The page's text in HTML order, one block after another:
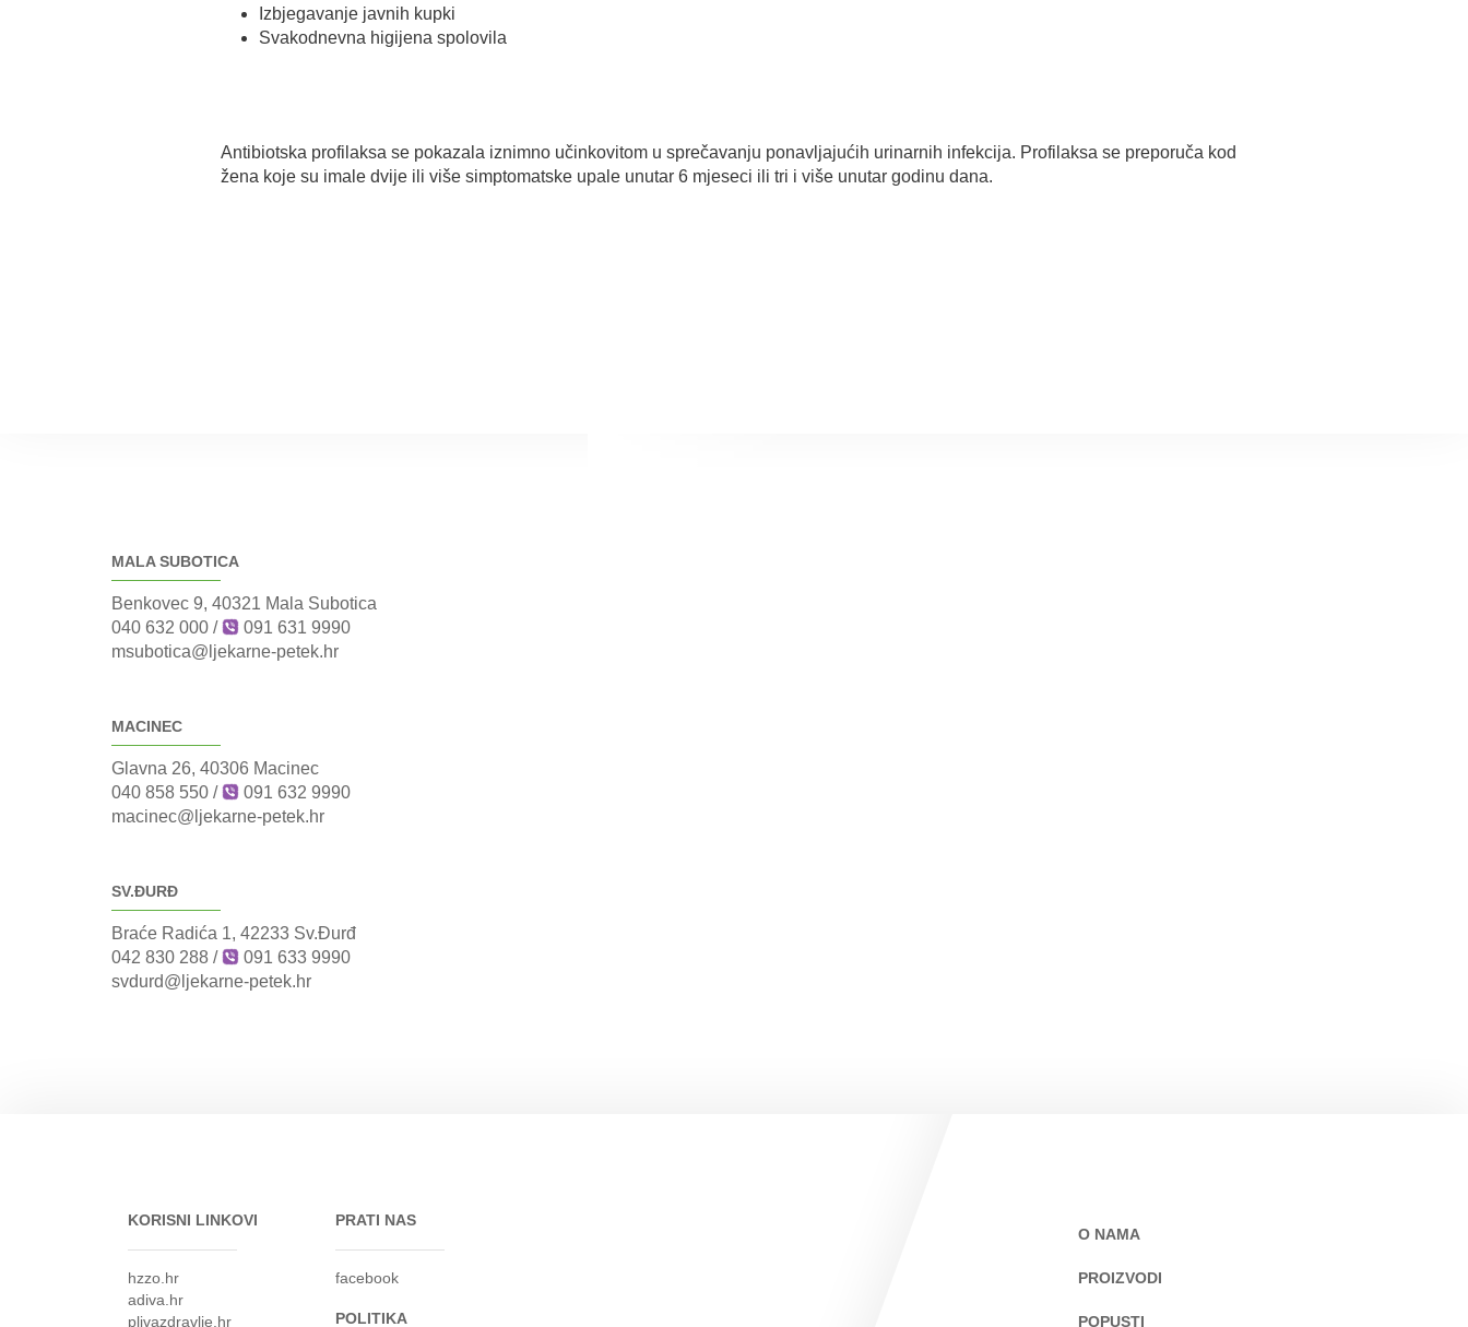
Izbjegavanje javnih kupki
Svakodnevna higijena spolovila
Antibiotska profilaksa se pokazala iznimno učinkovitom u sprečavanju ponavljajućih urinarnih infekcija. Profilaksa se preporuča kod
žena koje su imale dvije ili više simptomatske upale unutar 6 mjeseci ili tri i više unutar godinu dana.
MALA SUBOTICA
Benkovec 9, 40321 Mala Subotica
040 632 000 /
091 631 9990
msubotica@ljekarne-petek.hr
MACINEC
Glavna 26, 40306 Macinec
040 858 550 /
091 632 9990
macinec@ljekarne-petek.hr
SV.ĐURĐ
Braće Radića 1, 42233 Sv.Đurđ
042 830 288 /
091 633 9990
svdurd@ljekarne-petek.hr
KORISNI LINKOVI
hzzo.hr
adiva.hr
plivazdravlje.hr
PRATI NAS
facebook
POLITIKA
O NAMA
PROIZVODI
POPUSTI